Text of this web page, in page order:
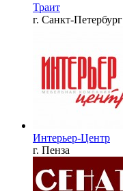
Траит
г. Санкт-Петербург
Интерьер-Центр
г. Пенза